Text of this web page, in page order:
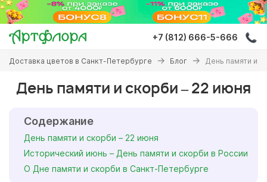
Перейти
основному
содержанию
+7 (812) 666-5-666
Вы
здесь
Доставка цветов в Санкт-Петербурге Блог День памяти и
День памяти и скорби – 22 июня
Содержание
День памяти и скорби – 22 июня
Исторический июнь – День памяти и скорби в России
О Дне памяти и скорби в Санкт-Петербурге